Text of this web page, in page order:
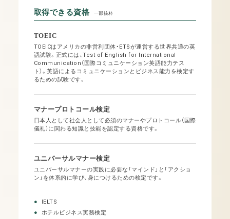
取得できる資格 一部抜粋
TOEIC
TOEICはアメリカの非営利団体・ETSが運営する世界共通の英
語試験。正式には、Test of English for International
Communication（国際コミュニケーション英語能力テス
ト）。英語によるコミュニケーションとビジネス能力を検定す
るための試験です。
マナープロトコール検定
日本人として社会人として必須のマナーやプロトコール（国際
儀礼）に関わる知識と技能を認定する資格です。
ユニバーサルマナー検定
ユニバーサルマナーの実践に必要な「マインド」と「アクショ
ン」を体系的に学び、身につけるための検定です。
IELTS
ホテルビジネス実務検定